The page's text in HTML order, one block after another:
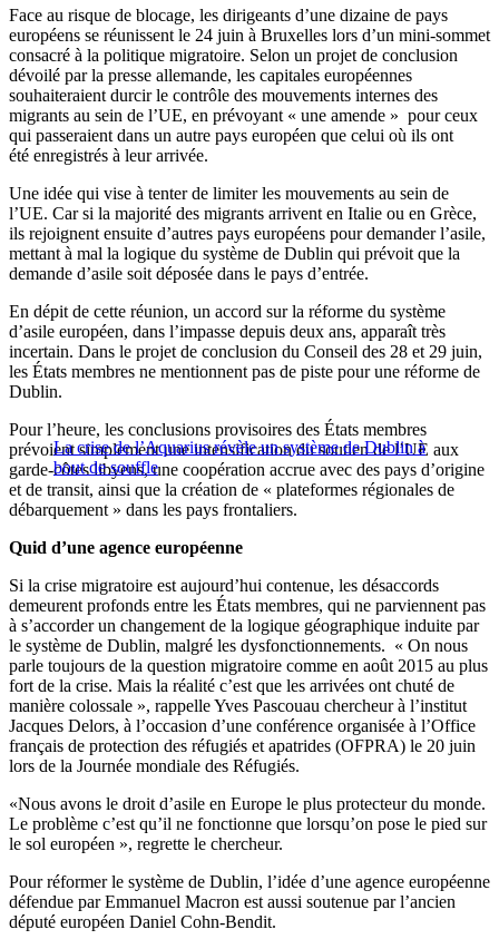
Face au risque de blocage, les dirigeants d’une dizaine de pays
européens se réunissent le 24 juin à Bruxelles lors d’un mini-sommet
consacré à la politique migratoire. Selon un projet de conclusion
dévoilé par la presse allemande, les capitales européennes
souhaiteraient durcir le contrôle des mouvements internes des
migrants au sein de l’UE, en prévoyant « une amende » pour ceux
qui passeraient dans un autre pays européen que celui où ils ont
été enregistrés à leur arrivée.
Une idée qui vise à tenter de limiter les mouvements au sein de
l’UE. Car si la majorité des migrants arrivent en Italie ou en Grèce,
ils rejoignent ensuite d’autres pays européens pour demander l’asile,
mettant à mal la logique du système de Dublin qui prévoit que la
demande d’asile soit déposée dans le pays d’entrée.
En dépit de cette réunion, un accord sur la réforme du système
d’asile européen, dans l’impasse depuis deux ans, apparaît très
incertain. Dans le projet de conclusion du Conseil des 28 et 29 juin,
les États membres ne mentionnent pas de piste pour une réforme de
Dublin.
La crise de l’Aquarius révèle un système de Dublin à
bout de souffle
Pour l’heure, les conclusions provisoires des États membres
prévoient simplement une intensification du soutien de l’UE aux
garde-côtes libyens, une coopération accrue avec des pays d’origine
et de transit, ainsi que la création de « plateformes régionales de
débarquement » dans les pays frontaliers.
Quid d’une agence européenne
Si la crise migratoire est aujourd’hui contenue, les désaccords
demeurent profonds entre les États membres, qui ne parviennent pas
à s’accorder un changement de la logique géographique induite par
le système de Dublin, malgré les dysfonctionnements. « On nous
parle toujours de la question migratoire comme en août 2015 au plus
fort de la crise. Mais la réalité c’est que les arrivées ont chuté de
manière colossale », rappelle Yves Pascouau chercheur à l’institut
Jacques Delors, à l’occasion d’une conférence organisée à l’Office
français de protection des réfugiés et apatrides (OFPRA) le 20 juin
lors de la Journée mondiale des Réfugiés.
«Nous avons le droit d’asile en Europe le plus protecteur du monde.
Le problème c’est qu’il ne fonctionne que lorsqu’on pose le pied sur
le sol européen », regrette le chercheur.
Pour réformer le système de Dublin, l’idée d’une agence européenne
défendue par Emmanuel Macron est aussi soutenue par l’ancien
député européen Daniel Cohn-Bendit.